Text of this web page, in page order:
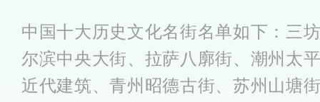
中国十大历史文化名街名单如下：三
尔滨中央大街、拉萨八廓街、潮州太
近代建筑、青州昭德古街、苏州山塘